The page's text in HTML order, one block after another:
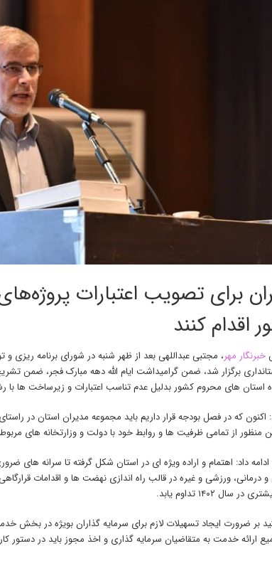
برای تصویب اعتبارات
اقدام کنند
خبرنگار مهر، مجتبی عبداللهی بعد از ظهر شنبه در شورای برنامه ریزی
برگزار شد، ضمن گرامیداشت ایام الله دهه مبارک فجر، ضمن
استان های محروم کشور بدلیل عدم تناسب اعتبارات و زیرساخت ها
اکنون که در فصل بودجه قرار داریم باید مجموعه مدیران استان در
منظور از تمامی ظرفیت ها و روابط خود با دولت و وزارتخانه های
ادامه داد: اهتمام و اراده ویژه ای در استان شکل گرفته تا سرانه های
درمانی، ورزشی و غیره در قالب راه اندازی نهضت ها و اقدامات قرارگاهی
سال ۱۴۰۲ تداوم یابد.
بر ضرورت ایجاد تسهیلات لازم برای سرمایه گذاران بویژه در بخش
ارائه خدمت به متقاضیان سرمایه گذاری و اخذ مجوز باید در دستور کار